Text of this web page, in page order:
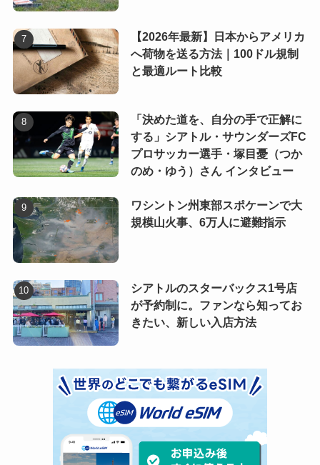
【2026年最新】日本からアメリカ
へ荷物を送る方法｜100ドル規制
と最適ルート比較
「決めた道を、自分の手で正解に
する」シアトル・サウンダーズFC
プロサッカー選手・塚目憂（つか
のめ・ゆう）さん インタビュー
ワシントン州東部スポケーンで大
規模山火事、6万人に避難指示
シアトルのスターバックス1号店
が予約制に。ファンなら知ってお
きたい、新しい入店方法